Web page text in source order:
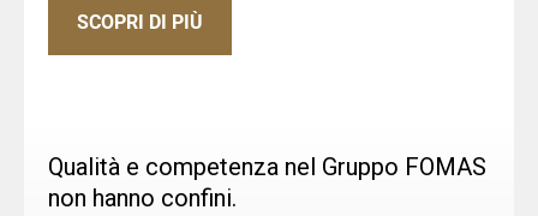
SCOPRI DI PIÙ
Qualità e competenza nel Gruppo FOMAS
non hanno confini.